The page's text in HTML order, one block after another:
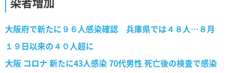
大阪府で新たに９６人感染確認 兵庫県では４８人…８月
１９日以来の４０人超に
大阪 コロナ 新たに43人感染 70代男性 死亡後の検査で感染